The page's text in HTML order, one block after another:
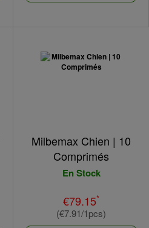
Milbemax Chien | 10
Comprimés
En Stock
€79.15*
(€7.91/1pcs)